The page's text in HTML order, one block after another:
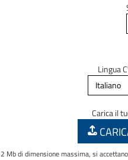
Lingua
Carica il
2 Mb di dimensione massima, si